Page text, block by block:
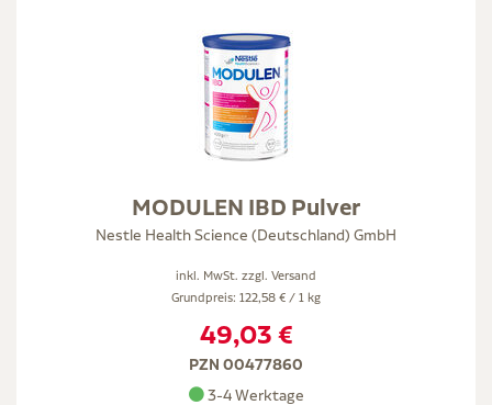
MODULEN IBD Pulver
Nestle Health Science (Deutschland) GmbH
inkl. MwSt. zzgl. Versand
Grundpreis: 122,58 € / 1 kg
49,03 €
PZN 00477860
3-4 Werktage